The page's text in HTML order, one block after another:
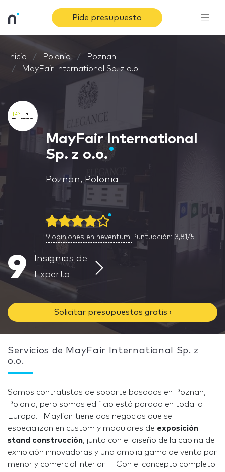
Pide presupuesto
Inicio Polonia
Poznan
MayFair International Sp. z o.o.
MayFair International
Sp. z o.o.
Poznan, Polonia
9 opiniones en neventum Puntuación: 3,81/5
9
Insignias de
Experto
Solicitar presupuestos gratis ›
Servicios de MayFair International Sp. z
o.o.
Somos contratistas de soporte basados en Poznan,
Polonia, pero somos edificio está parado en toda la
Europa. Mayfair tiene dos negocios que se
especializan en custom y modulares de exposición
stand construcción, junto con el diseño de la cabina de
exhibición innovadoras y una amplia gama de venta por
menor y comercial interior. Con el concepto completo